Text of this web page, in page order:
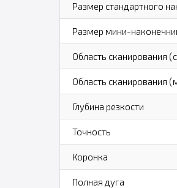
Размер стандартного
Размер мини-
Область сканирования
Область сканирования
Глубина резкости
Точность
Коронка
Полная дуга